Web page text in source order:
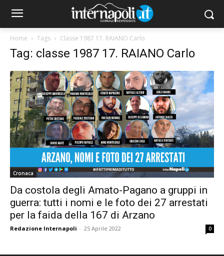
Home Tags Classe 1987 17. RAIANO Carlo
Tag: classe 1987 17. RAIANO Carlo
Cronaca
Da costola degli Amato-Pagano a gruppi in
guerra: tutti i nomi e le foto dei 27 arrestati
per la faida della 167 di Arzano
Redazione Internapoli - 25 Aprile 2022 0